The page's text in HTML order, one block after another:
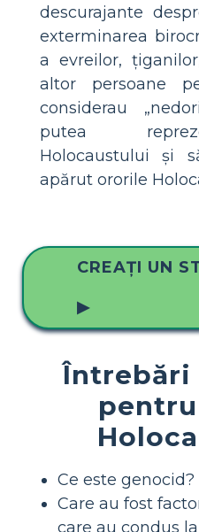
descurajante
exterminarea
a evreilor,
altor persoane
considerau
putea
Holocaustului și
apărut ororile
CREAȚI UN
▶
Întrebări
Ce este genocid?
Care au fost
care au condus